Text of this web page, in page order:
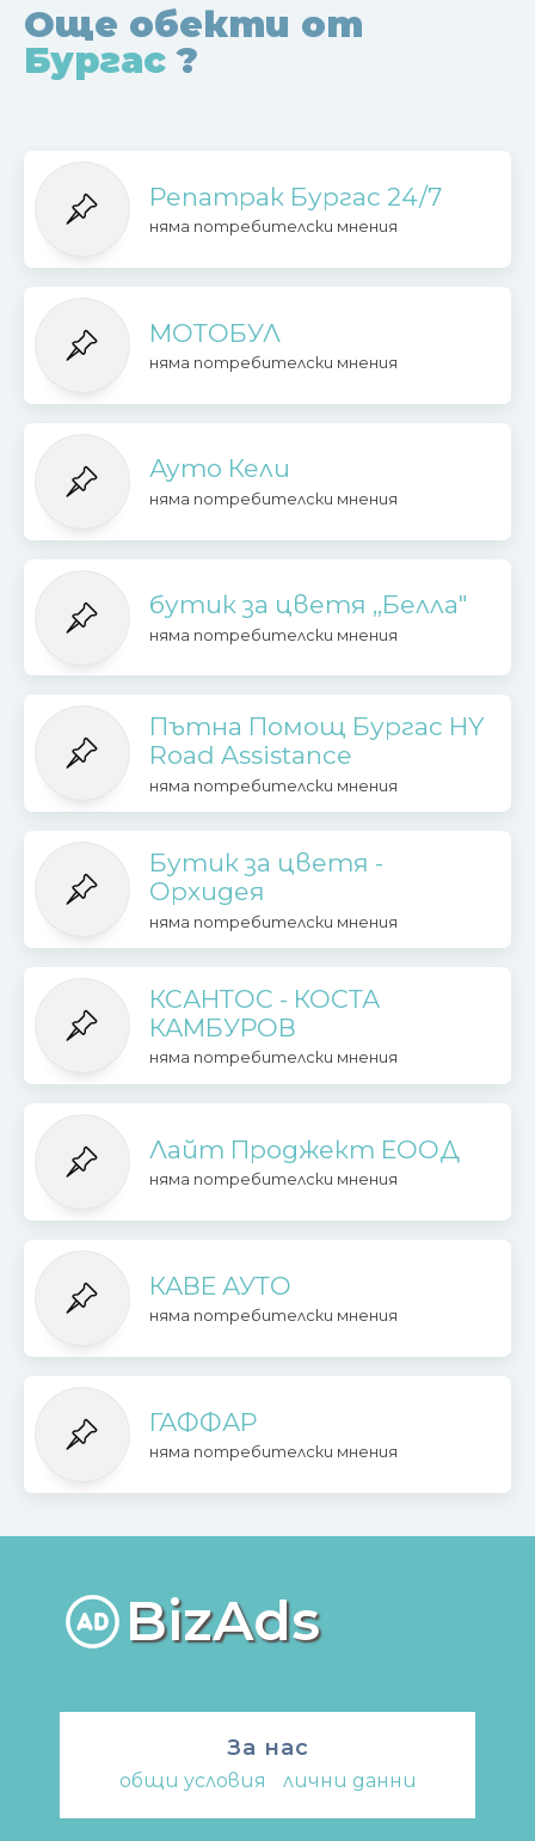
Още обекти от
Бургас ?
Репатрак Бургас 24/7
няма потребителски мнения
МОТОБУЛ
няма потребителски мнения
Ауто Кели
няма потребителски мнения
бутик за цветя ,,Белла"
няма потребителски мнения
Пътна Помощ Бургас HY
Road Assistance
няма потребителски мнения
Бутик за цветя -
Орхидея
няма потребителски мнения
КСАНТОС - КОСТА
КАМБУРОВ
няма потребителски мнения
Лайт Проджект ЕООД
няма потребителски мнения
КАВЕ АУТО
няма потребителски мнения
ГАФФАР
няма потребителски мнения
BizAds
За нас
общи условия лични данни